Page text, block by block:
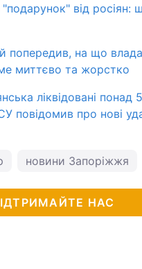
від росіян:
попередив, на що
миттєво та жорстко
ліквідовані понад
повідомив про нові
новини Запоріжжя
НАС